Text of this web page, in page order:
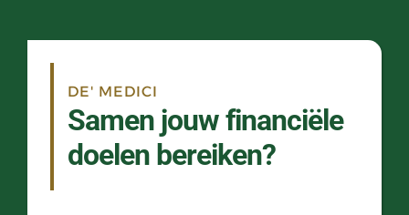
DE' MEDICI
Samen jouw financiële
doelen bereiken?